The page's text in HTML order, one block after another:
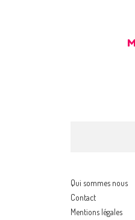
Qui sommes nous
Contact
Mentions légales